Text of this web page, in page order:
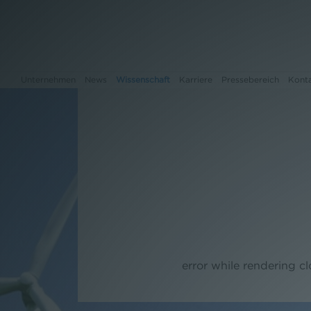
Wissenschaft Karriere Pressebereich
error while rendering